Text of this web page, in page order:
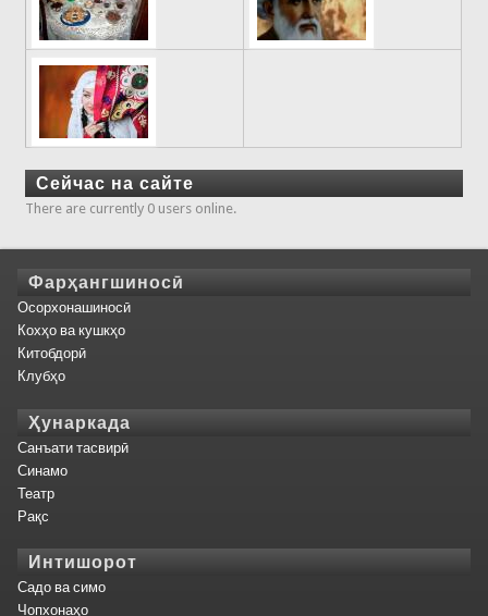
Сейчас на сайте
There are currently 0 users online.
Фарҳангшиносӣ
Осорхонашиносӣ
Кохҳо ва кушкҳо
Китобдорӣ
Клубҳо
Ҳунаркада
Санъати тасвирӣ
Синамо
Театр
Рақс
Интишорот
Садо ва симо
Чопхонаҳо